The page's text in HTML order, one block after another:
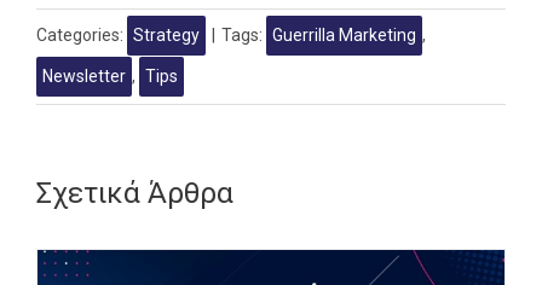
Categories: Strategy | Tags: Guerrilla Marketing ,
Newsletter , Tips
Σχετικά Άρθρα